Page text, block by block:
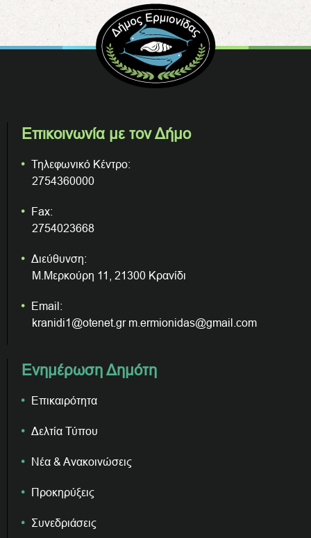
Επικοινωνία με τον Δήμο
Τηλεφωνικό Κέντρο:
2754360000
Fax:
2754023668
Διεύθυνση:
Μ.Μερκούρη 11, 21300 Κρανίδι
Email:
kranidi1@otenet.gr m.ermionidas@gmail.com
Ενημέρωση Δημότη
Επικαιρότητα
Δελτία Τύπου
Νέα & Ανακοινώσεις
Προκηρύξεις
Συνεδριάσεις